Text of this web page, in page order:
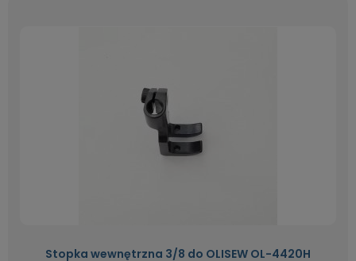
Stopka wewnętrzna 3/8 do OLISEW OL-4420H